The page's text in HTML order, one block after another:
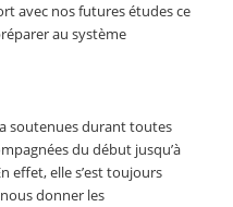
avec nos futures études ce
au système
soutenues durant toutes
du début jusqu’à
effet, elle s’est toujours
donner les